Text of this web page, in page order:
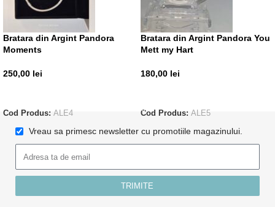
Bratara din Argint Pandora
Moments
250,00 lei
Cod Produs: ALE4
Bratara din Argint Pandora You
Mett my Hart
180,00 lei
Cod Produs: ALE5
Vreau sa primesc newsletter cu promotiile magazinului.
TRIMITE